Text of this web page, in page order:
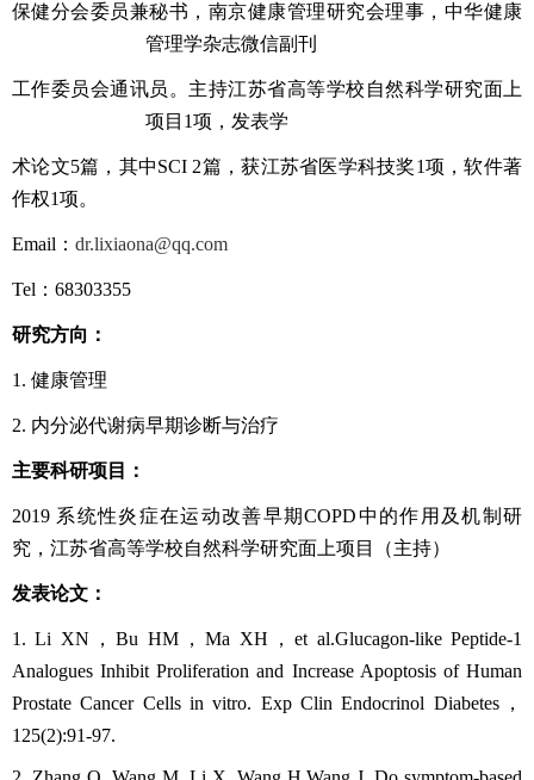
保健分会委员兼秘书，南京健康管理研究会理事，中华健康
管理学杂志微信副刊
工作委员会通讯员。主持江苏省高等学校自然科学研究面上
项目 1项，发表学
术论文5篇，其中SCI 2篇，获江苏省医学科技奖1项，软件著
作权1项。
Email ： dr.lixiaona@qq.com
Tel ： 68303355
研究方向：
1. 健康管理
2. 内分泌代谢病早期诊断与治疗
主要科研项目：
2019 系统性炎症在运动改善早期COPD中的作用及机制研
究，江苏省高等学校自然科学研究面上项目（主持）
发表论文：
1.Li XN ，Bu HM，Ma XH ，et al.Glucagon-like Peptide-1
Analogues Inhibit Proliferation and Increase Apoptosis of Human
Prostate Cancer Cells in vitro. Exp Clin Endocrinol Diabetes，
125(2):91-97.